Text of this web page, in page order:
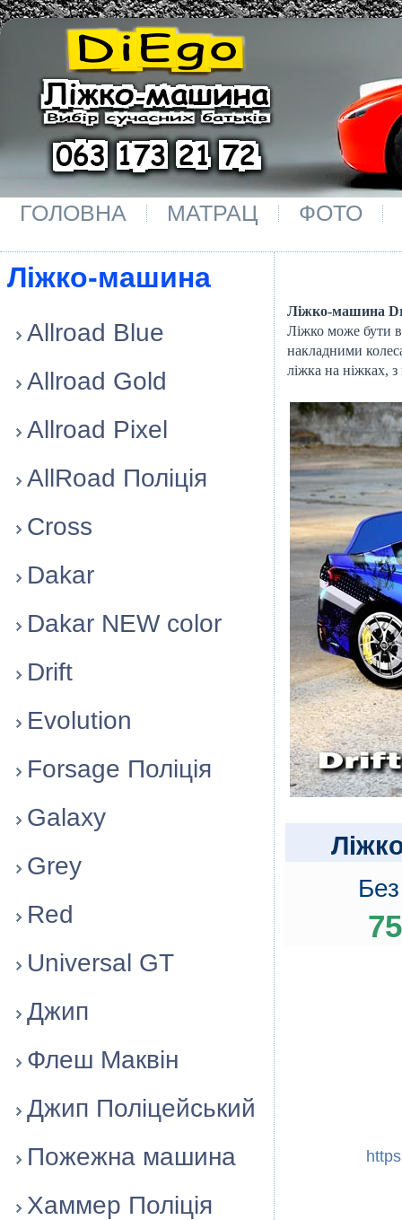
ГОЛОВНА МАТРАЦ ФОТО
Лiжко-машина
Allroad Blue
Allroad Gold
Allroad Pixel
AllRoad Полiцiя
Cross
Dakar
Dakar NEW color
Drift
Evolution
Forsage Полiцiя
Galaxy
Grey
Red
Universal GT
Джип
Флеш Маквiн
Джип Поліцейський
Пожежна машина
Хаммер Поліція
Ліжко-машина
Ліжко може бути
накладними
ліжка на ніжках,